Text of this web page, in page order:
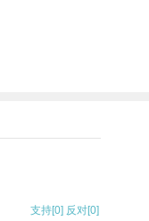
支持[0] 反对[0]